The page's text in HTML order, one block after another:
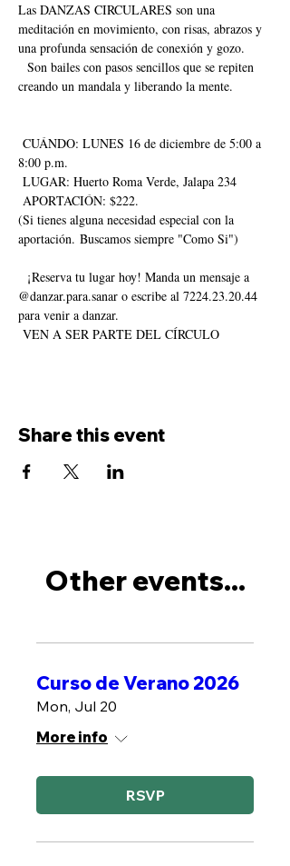
Las DANZAS CIRCULARES son una
meditación en movimiento, con risas, abrazos y
una profunda sensación de conexión y gozo.
Son bailes con pasos sencillos que se repiten
creando un mandala y liberando la mente.
CUÁNDO: LUNES 16 de diciembre de 5:00 a
8:00 p.m.
LUGAR: Huerto Roma Verde, Jalapa 234
APORTACIÓN: $222.
(Si tienes alguna necesidad especial con la
aportación. Buscamos siempre "Como Si")
¡Reserva tu lugar hoy! Manda un mensaje a
@danzar.para.sanar o escribe al 7224.23.20.44
para venir a danzar.
VEN A SER PARTE DEL CÍRCULO
Share this event
Other events...
Curso de Verano 2026
Mon, Jul 20
More info
RSVP